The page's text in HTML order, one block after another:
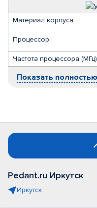
Материал корпуса
Процессор
Частота процессора (МГц)
Показать полностью
Pedant.ru Иркутск
Иркутск